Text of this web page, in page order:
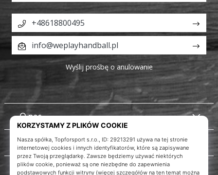
O nas
Obsługa klienta
+48618800495
info@weplayhandball.pl
Wyślij prośbę o anulowanie